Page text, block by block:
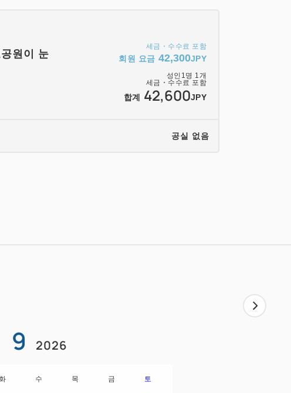
세금・수수료 포함
회원 요금 42,300JPY
성인 1명 1개
세금・수수료 포함
합계 42,600JPY
원이 눈
공실 없음
9 2026
수 목 금 토